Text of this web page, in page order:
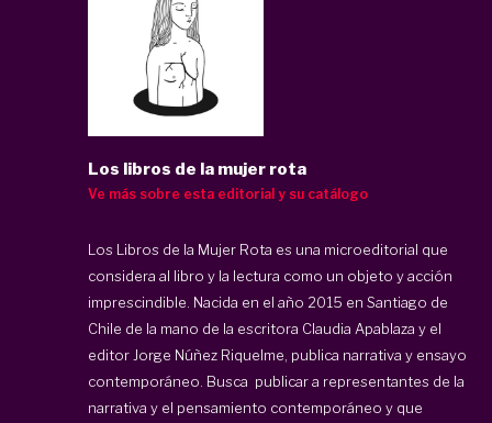
Los libros de la mujer rota
Ve más sobre esta editorial y su catálogo
Los Libros de la Mujer Rota es una microeditorial que
considera al libro y la lectura como un objeto y acción
imprescindible. Nacida en el año 2015 en Santiago de
Chile de la mano de la escritora Claudia Apablaza y el
editor Jorge Núñez Riquelme, publica narrativa y ensayo
contemporáneo. Busca publicar a representantes de la
narrativa y el pensamiento contemporáneo y que